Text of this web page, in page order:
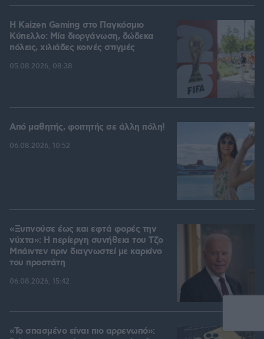
H Kaizen Gaming στο Παγκόσμιο
Kύπελλο: Μία διοργάνωση, δώδεκα
πόλεις, χιλιάδες κοινές στιγμές
05.08.2026, 08:38
Από μαθητής, φοιτητής σε άλλη πόλη!
06.08.2026, 10:52
«Ξυπνούσε έως και εφτά φορές την
νύχτα»: Η περίεργη συνήθεια του Τζο
Μπάιντεν πριν διαγνωστεί με καρκίνο
του προστάτη
06.08.2026, 15:42
«Το σπασμένο είναι πιο αρρενωπό»: